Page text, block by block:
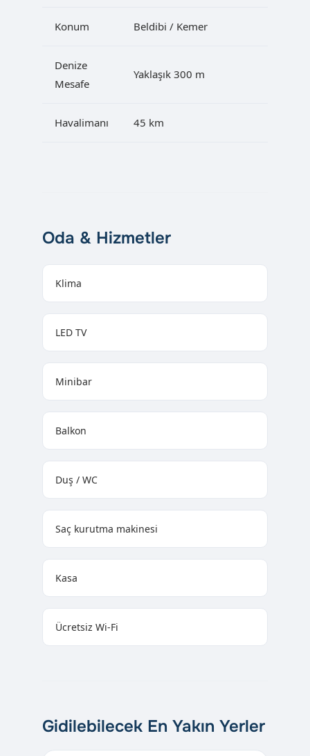
Konum Beldibi / Kemer
Denize
Mesafe
Yaklaşık 300 m
Havalimanı 45 km
Oda & Hizmetler
Klima
LED TV
Minibar
Balkon
Duş / WC
Saç kurutma makinesi
Kasa
Ücretsiz Wi-Fi
Gidilebilecek En Yakın Yerler